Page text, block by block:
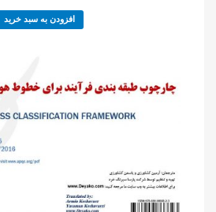
افزودن به سبد خرید